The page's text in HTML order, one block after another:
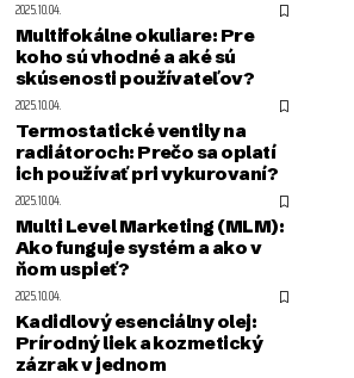
2025.10.04.
Multifokálne okuliare: Pre
koho sú vhodné a aké sú
skúsenosti používateľov?
2025.10.04.
Termostatické ventily na
radiátoroch: Prečo sa oplatí
ich používať pri vykurovaní?
2025.10.04.
Multi Level Marketing (MLM):
Ako funguje systém a ako v
ňom uspieť?
2025.10.04.
Kadidlový esenciálny olej:
Prírodný liek a kozmetický
zázrak v jednom